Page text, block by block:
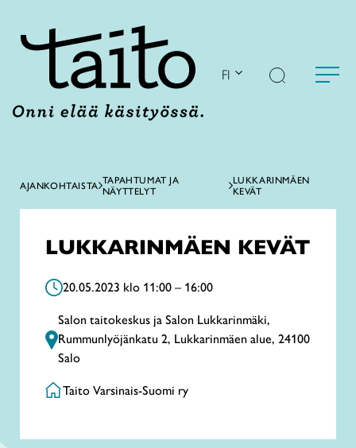
FI
AJANKOHTAISTA TAPAHTUMAT JA
NÄYTTELYT
LUKKARINMÄEN
KEVÄT
LUKKARINMÄEN KEVÄT
20.05.2023 klo 11:00 – 16:00
Salon taitokeskus ja Salon Lukkarinmäki,
Rummunlyöjänkatu 2, Lukkarinmäen alue, 24100
Salo
Taito Varsinais-Suomi ry